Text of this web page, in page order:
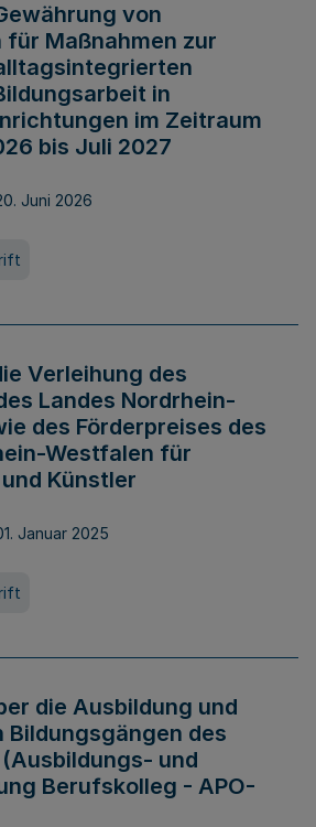
von
für Maßnahmen zur
in
im Zeitraum
bis Juli 2027
Juni 2026
Verleihung des
Landes Nordrhein-
des Förderpreises des
Westfalen für
Künstler
Januar 2025
die Ausbildung und
Bildungsgängen des
und
Berufskolleg - APO-